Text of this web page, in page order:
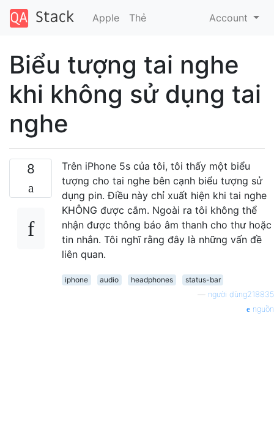
Apple Thẻ Account
Biểu tượng tai nghe
khi không sử dụng tai
nghe
8
Trên iPhone 5s của tôi, tôi thấy một biểu
tượng cho tai nghe bên cạnh biểu tượng sử
dụng pin. Điều này chỉ xuất hiện khi tai nghe
KHÔNG được cắm. Ngoài ra tôi không thể
nhận được thông báo âm thanh cho thư hoặc
tin nhắn. Tôi nghĩ rằng đây là những vấn đề
liên quan.
iphone audio headphones
status-bar
người dùng218835
nguồn